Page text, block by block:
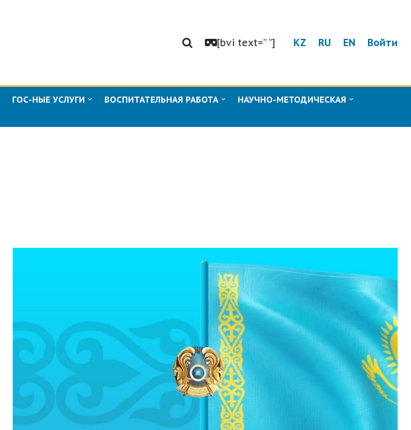
[bvi text=” “] KZ RU EN Войти
ГОС-НЫЕ УСЛУГИ ВОСПИТАТЕЛЬНАЯ РАБОТА
НАУЧНО-МЕТОДИЧЕСКАЯ